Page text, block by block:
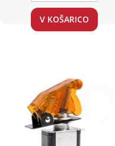
V KOŠARICO